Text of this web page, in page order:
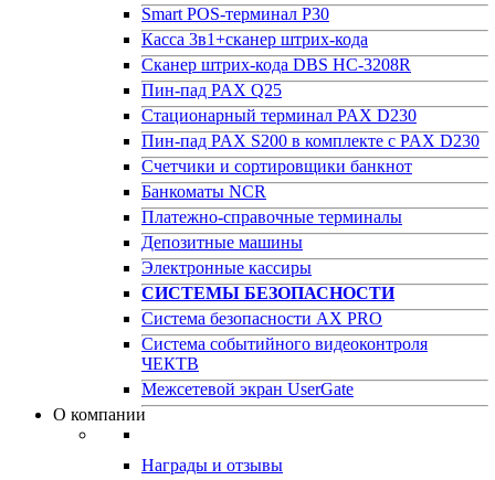
Smart POS-терминал P30
Касса 3в1+сканер штрих-кода
Сканер штрих-кода DBS HC-3208R
Пин-пад PAX Q25
Стационарный терминал PAX D230
Пин-пад PAX S200 в комплекте с PAX D230
Счетчики и сортировщики банкнот
Банкоматы NCR
Платежно-справочные терминалы
Депозитные машины
Электронные кассиры
СИСТЕМЫ БЕЗОПАСНОСТИ
Система безопасности AX PRO
Система событийного видеоконтроля
ЧЕКТВ
Межсетевой экран UserGate
О компании
Награды и отзывы